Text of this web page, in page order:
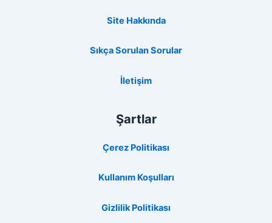
Site Hakkında
Sıkça Sorulan Sorular
İletişim
Şartlar
Çerez Politikası
Kullanım Koşulları
Gizlilik Politikası